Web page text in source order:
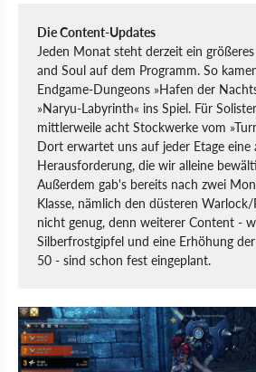
Die Content-Updates
Jeden Monat steht derzeit ein
and Soul auf dem Programm. So
Endgame-Dungeons »Hafen der
»Naryu-Labyrinth« ins Spiel. Für
mittlerweile acht Stockwerke vom
Dort erwartet uns auf jeder Etage eine
Herausforderung, die wir alleine
Außerdem gab's bereits nach zwei
Klasse, nämlich den düsteren
nicht genug, denn weiterer Content -
Silberfrostgipfel und eine Erhöhung
50 - sind schon fest eingeplant.